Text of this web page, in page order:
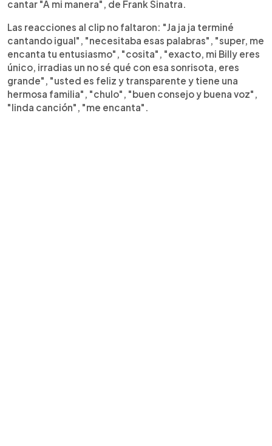
cantar "A mi manera", de Frank Sinatra.
Las reacciones al clip no faltaron: "Ja ja ja terminé
cantando igual", "necesitaba esas palabras", "super, me
encanta tu entusiasmo", "cosita", "exacto, mi Billy eres
único, irradias un no sé qué con esa sonrisota, eres
grande", "usted es feliz y transparente y tiene una
hermosa familia", "chulo", "buen consejo y buena voz",
"linda canción", "me encanta".